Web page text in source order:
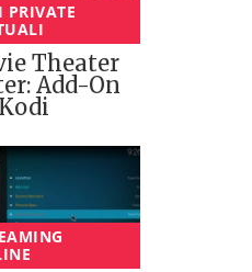
PRIVATE
Theater
Add-On